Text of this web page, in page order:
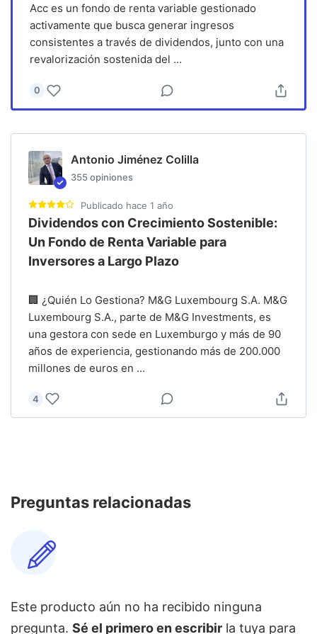
Acc es un fondo de renta variable gestionado
activamente que busca generar ingresos
consistentes a través de dividendos, junto con una
revalorización sostenida del ...
0
Antonio Jiménez Colilla
355opiniones
Publicado hace 1 año
Dividendos con Crecimiento Sostenible:
Un Fondo de Renta Variable para
Inversores a Largo Plazo
🏢 ¿Quién Lo Gestiona? M&G Luxembourg S.A. M&G
Luxembourg S.A., parte de M&G Investments, es
una gestora con sede en Luxemburgo y más de 90
años de experiencia, gestionando más de 200.000
millones de euros en ...
4
Preguntas relacionadas
Este producto aún no ha recibido ninguna
pregunta. Sé el primero en escribir la tuya para